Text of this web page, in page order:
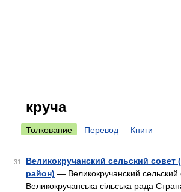
круча
Толкование Перевод Книги
31
Великокручанский сельский совет
район) — Великокручанский сельский
Великокручанська сільська рада